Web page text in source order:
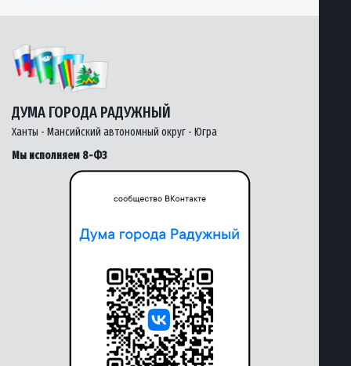
ДУМА ГОРОДА РАДУЖНЫЙ
Ханты - Мансийский автономный округ - Югра
Мы исполняем 8-ФЗ